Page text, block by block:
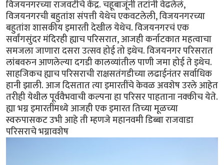
विजयनगरच्या राजवटीचे केंद्र. चहूबाजूंनी तटांनी वेढलेलं,
विजयनगरची बहुतांश संपत्ती येथेच एकवटलेली, विजयनगरच्या
बहुतांश शासकीय इमारती देखील येथेच. विजयनगरचं एक
सर्वांगसुंदर मंदिरही ह्याच परिसरात, आजही कर्नाटकात महत्वाचा
समजला जाणारा दसरा उत्सव होई तो इथेच. विजयनगर परिसरात
लांबवरुन आणलेल्या दगडी कालव्यांतील पाणी जमा होई ते इथेच.
साहजिकच ह्याच परिसराची राक्षसतंगडीच्या लढाईनंतर सर्वाधिक
हानी झाली. आज दिसतात त्या इमारतींचे केवळ अवशेष उरले आहेत
तरीही येथील पूर्ववैभवाची कल्पना हा परिसर पाहताना नक्कीच येते.
ह्या भग्न इमारतींमध्ये आजही एक इमारत तिच्या मूळच्या
स्वरुपासकट उभी आहे ती म्हणजे महानवमी डिब्बा राजवाडा
परिसराचे भग्नावशेष